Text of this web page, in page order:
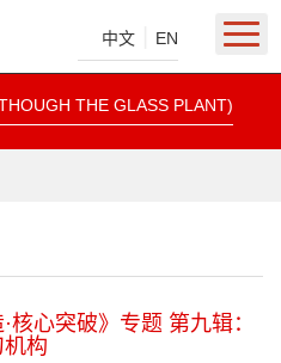
中文 EN
THE GLASS PLANT)
·核心突破》专题 第九辑：
构